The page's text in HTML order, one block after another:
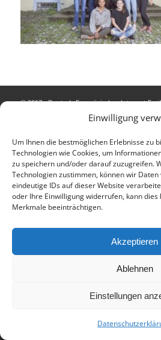
Einwilligung
Um Ihnen die bestmöglichen Erlebnisse zu
Technologien wie Cookies, um
zu speichern und/oder darauf zuzugreifen.
Technologien zustimmen, können wir
eindeutige IDs auf dieser Website
oder Ihre Einwilligung widerrufen, kann
Merkmale beeinträchtigen.
Akzeptieren
Ablehnen
Einstellungen
© 2017 - Deutsch-Französisches Internat